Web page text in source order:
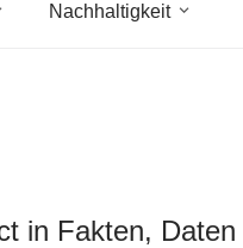
Nachhaltigkeit
in Fakten, Daten